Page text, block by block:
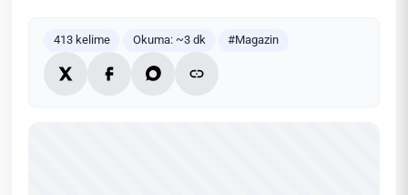
413 kelime Okuma: ~3 dk #Magazin